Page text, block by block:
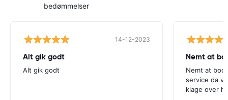
bedømmelser
14-12-2023
Alt gik godt
Alt gik godt
Nemt at
Nemt at
service da
klage over